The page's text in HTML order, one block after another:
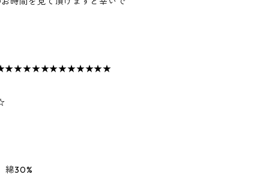
綿30%